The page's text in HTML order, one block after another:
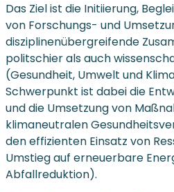
Das Ziel ist die Initiierung,
von Forschungs- und
disziplinenübergreifende
politschier als auch
(Gesundheit, Umwelt und
Schwerpunkt ist dabei die
und die Umsetzung von
klimaneutralen
den effizienten Einsatz von
Umstieg auf erneuerbare
Abfallreduktion).